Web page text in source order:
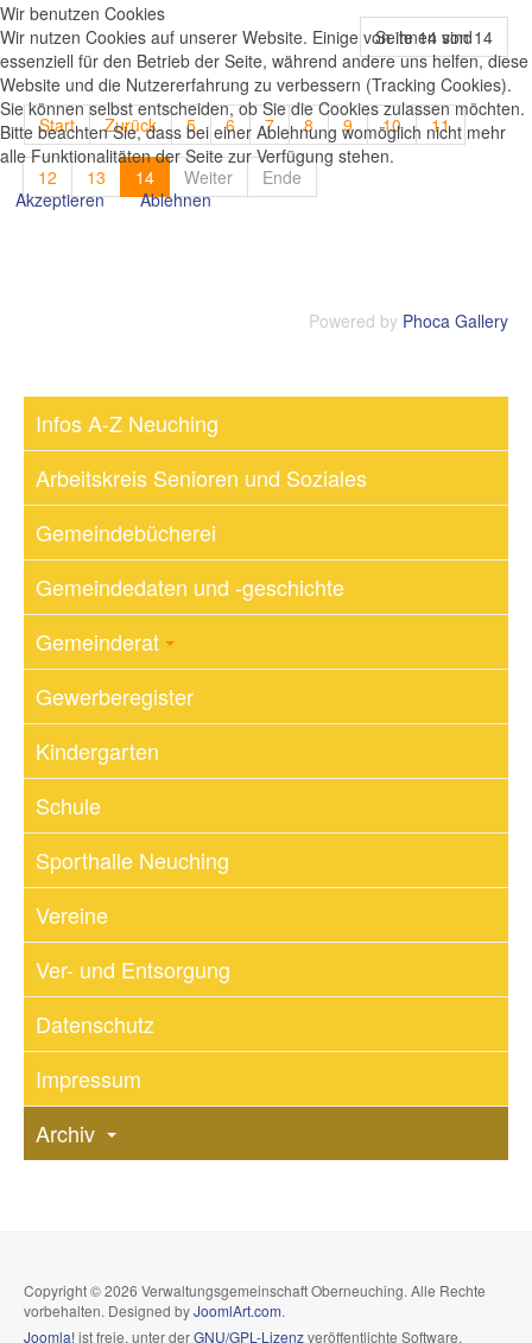
Seite 14 von 14
Start Zurück 5 6 7 8 9 10 11
12 13 14 Weiter Ende
Powered by Phoca Gallery
Infos A-Z Neuching
Arbeitskreis Senioren und Soziales
Gemeindebücherei
Gemeindedaten und -geschichte
Gemeinderat
Gewerberegister
Kindergarten
Schule
Sporthalle Neuching
Vereine
Ver- und Entsorgung
Datenschutz
Impressum
Archiv
Copyright © 2026 Verwaltungsgemeinschaft Oberneuching. Alle Rechte
vorbehalten. Designed byJoomlArt.com.
Joomla!ist freie, unter derGNU/GPL-Lizenzveröffentlichte Software.
Wir benutzen Cookies
Wir nutzen Cookies auf unserer Website. Einige von ihnen sind
essenziell für den Betrieb der Seite, während andere uns helfen, diese
Website und die Nutzererfahrung zu verbessern (Tracking Cookies).
Sie können selbst entscheiden, ob Sie die Cookies zulassen möchten.
Bitte beachten Sie, dass bei einer Ablehnung womöglich nicht mehr
alle Funktionalitäten der Seite zur Verfügung stehen.
Akzeptieren
Ablehnen